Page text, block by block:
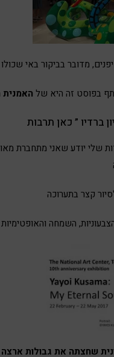
בפוסט זה היא של
יודע שאני מתחברת מאוד